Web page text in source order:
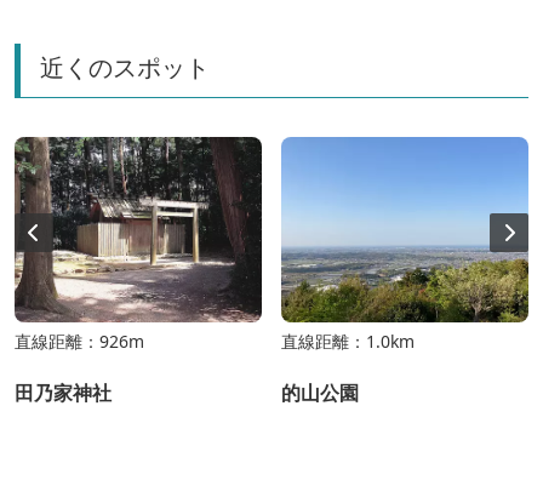
近くのスポット
直線距離：926m
田乃家神社
直線距離：1.0km
的山公園